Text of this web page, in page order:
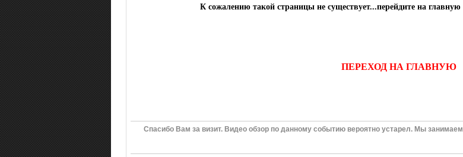
К сожалению такой страницы не существует...перейдите на главную
ПЕРЕХОД НА ГЛАВНУЮ
Спасибо Вам за визит. Видео обзор по данному событию вероятно устарел. Мы